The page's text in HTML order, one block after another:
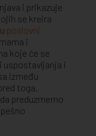
i prikazuje
se kreira
poslovni
i
koje će se
i
između
toga,
preduzmemo